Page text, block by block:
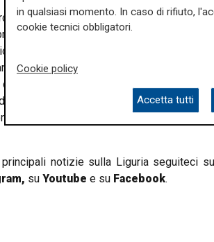
3 milioni e 200 mila euro, sono in fase
si è insediata la commissione che dovrà
dei lavori sono stimati in 600 giorni e
i cantieri prima della fine dell’anno.
della strada, di cui in questa fase è
i lavori, ha rassicurato l'assessore,
poi il piano di cantierizzazione con
notizie sulla Liguria seguiteci sul
, su Youtube e su Facebook.
in qualsiasi momento. In caso di rifiuto,
cookie tecnici obbligatori.
Cookie policy
Accetta tutti